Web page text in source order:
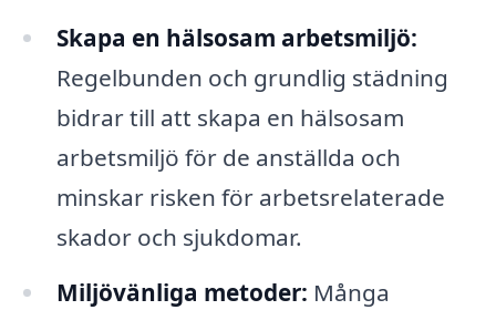
Skapa en hälsosam arbetsmiljö:
Regelbunden och grundlig städning
bidrar till att skapa en hälsosam
arbetsmiljö för de anställda och
minskar risken för arbetsrelaterade
skador och sjukdomar.
Miljövänliga metoder: Många